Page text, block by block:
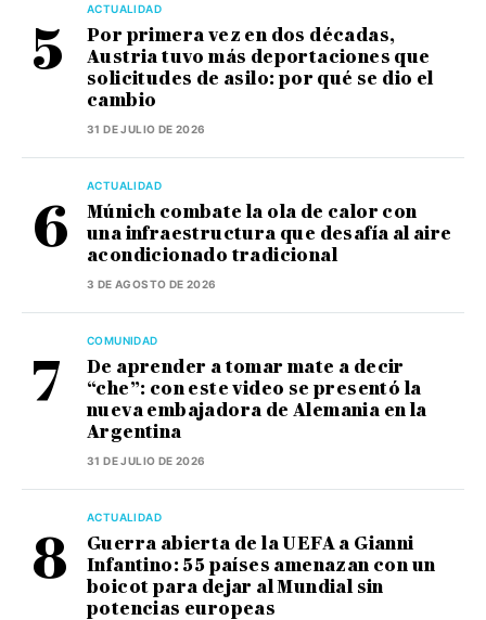
ACTUALIDAD
Por primera vez en dos décadas,
Austria tuvo más deportaciones que
solicitudes de asilo: por qué se dio el
cambio
31 DE JULIO DE 2026
ACTUALIDAD
Múnich combate la ola de calor con
una infraestructura que desafía al aire
acondicionado tradicional
3 DE AGOSTO DE 2026
COMUNIDAD
De aprender a tomar mate a decir
“che”: con este video se presentó la
nueva embajadora de Alemania en la
Argentina
31 DE JULIO DE 2026
ACTUALIDAD
Guerra abierta de la UEFA a Gianni
Infantino: 55 países amenazan con un
boicot para dejar al Mundial sin
potencias europeas